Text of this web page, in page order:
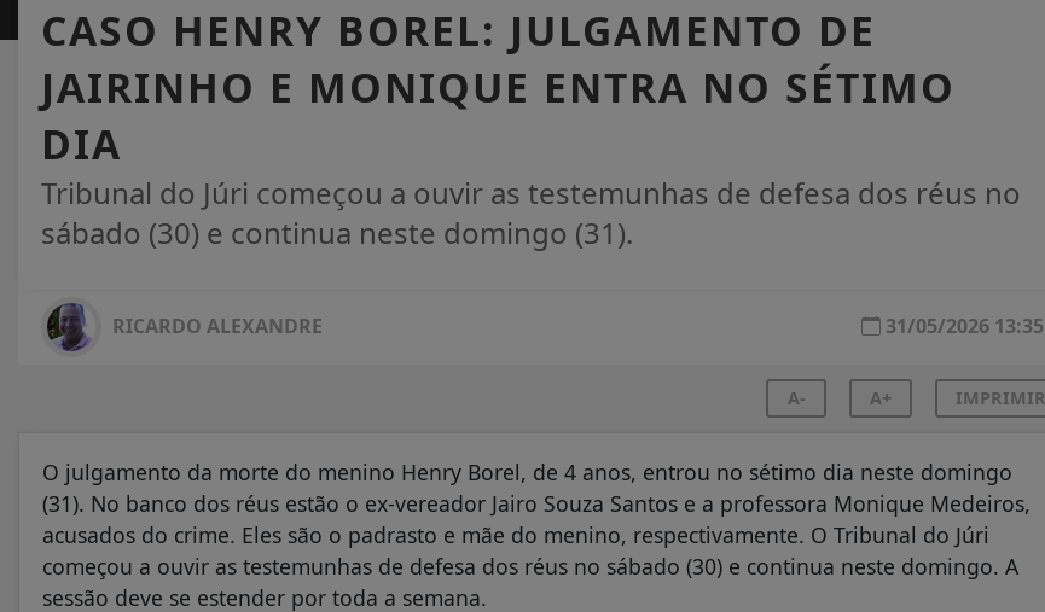
CASO HENRY BOREL: JULGAMENTO DE
JAIRINHO E MONIQUE ENTRA NO SÉTIMO
DIA
Tribunal do Júri começou a ouvir as testemunhas de defesa dos réus no
sábado (30) e continua neste domingo (31).
RICARDO ALEXANDRE 31/05/2026 13:35
A- A+ IMPRIMIR
O julgamento da morte do menino Henry Borel, de 4 anos, entrou no sétimo dia neste domingo
(31). No banco dos réus estão o ex-vereador Jairo Souza Santos e a professora Monique Medeiros,
acusados do crime. Eles são o padrasto e mãe do menino, respectivamente. O Tribunal do Júri
começou a ouvir as testemunhas de defesa dos réus no sábado (30) e continua neste domingo. A
sessão deve se estender por toda a semana.